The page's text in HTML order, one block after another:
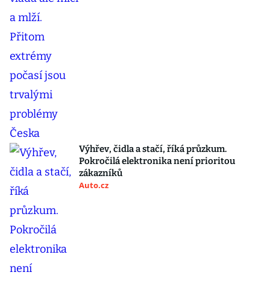
Výhřev, čidla a stačí, říká průzkum.
Pokročilá elektronika není prioritou
zákazníků
Auto.cz